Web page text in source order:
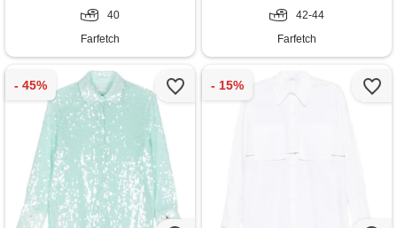
40
Farfetch
42-44
Farfetch